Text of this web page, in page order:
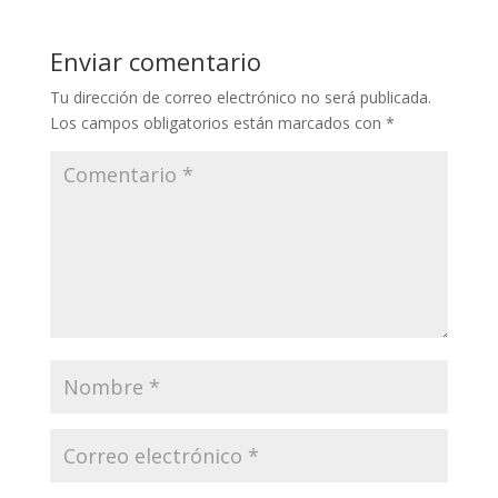
Li
n
k
o
o
k
m p
p
ti
r
Enviar comentario
Tu dirección de correo electrónico no será publicada.
Los campos obligatorios están marcados con *